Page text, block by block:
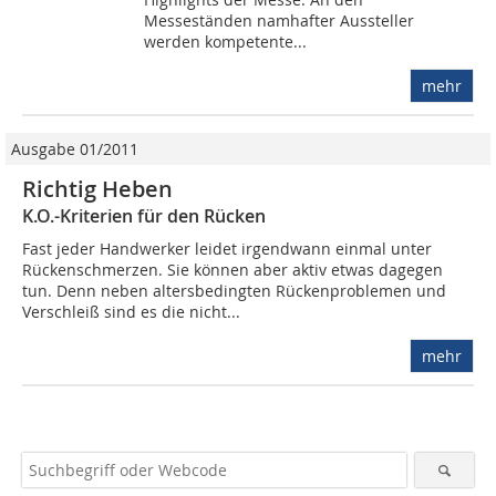
Messeständen namhafter Aussteller
werden kompetente...
mehr
Ausgabe 01/2011
Richtig Heben
K.O.-Kriterien für den Rücken
Fast jeder Handwerker leidet irgendwann einmal unter
Rückenschmerzen. Sie können aber aktiv etwas dagegen
tun. Denn neben altersbedingten Rückenproblemen und
Verschleiß sind es die nicht...
mehr